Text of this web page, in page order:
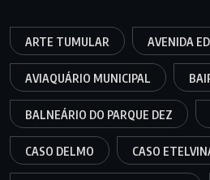
ARTE TUMULAR AVENIDA
AVIAQUÁRIO MUNICIPAL
BALNEÁRIO DO PARQUE DEZ
CASO DELMO CASO